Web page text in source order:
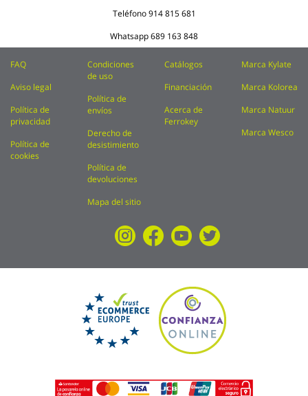
Teléfono914 815 681
Whatsapp689 163 848
FAQ
Aviso legal
Política de
privacidad
Política de
cookies
Condiciones
de uso
Política de
envíos
Derecho de
desistimiento
Política de
devoluciones
Mapa del sitio
Catálogos
Financiación
Acerca de
Ferrokey
Marca Kylate
Marca Kolorea
Marca Natuur
Marca Wesco